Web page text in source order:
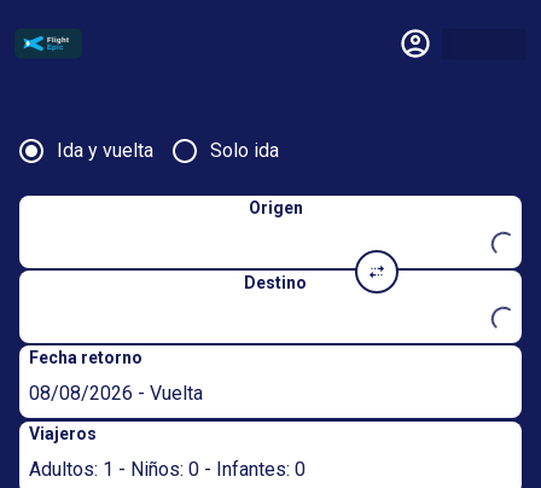
Ida y vuelta Solo ida
Origen
Destino
Fecha retorno
08/08/2026 - Vuelta
Viajeros
Adultos: 1 - Niños: 0 - Infantes: 0